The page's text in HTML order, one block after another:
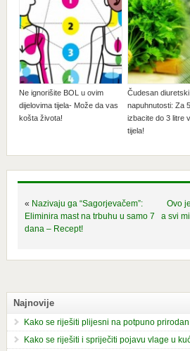
Ne ignorišite BOL u ovim
dijelovima tijela- Može da vas
košta života!
Čudesan
napuhnutosti: Za
izbacite do 3 litre
tijela!
« Nazivaju ga “Sagorjevačem”:
Eliminira mast na trbuhu u samo 7
dana – Recept!
Ovo
a svi
Najnovije
Kako se riješiti plijesni na potpuno
Kako se riješiti i spriječiti pojavu vlage u